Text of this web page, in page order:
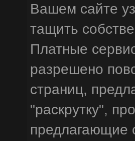
Вашем сайте
тащить
Платные
разрешено
страниц,
"раскрутку",
предлагающие